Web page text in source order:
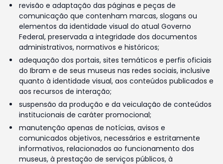
revisão e adaptação das páginas e peças de
comunicação que contenham marcas, slogans ou
elementos da identidade visual do atual Governo
Federal, preservada a integridade dos documentos
administrativos, normativos e históricos;
adequação dos portais, sites temáticos e perfis oficiais
do Ibram e de seus museus nas redes sociais, inclusive
quanto à identidade visual, aos conteúdos publicados e
aos recursos de interação;
suspensão da produção e da veiculação de conteúdos
institucionais de caráter promocional;
manutenção apenas de notícias, avisos e
comunicados objetivos, necessários e estritamente
informativos, relacionados ao funcionamento dos
museus, à prestação de serviços públicos, à